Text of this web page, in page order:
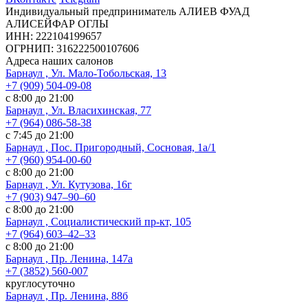
Индивидуальный предприниматель АЛИЕВ ФУАД
АЛИСЕЙФАР ОГЛЫ
ИНН: 222104199657
ОГРНИП: 316222500107606
Адреса наших салонов
Барнаул , Ул. Мало-Тобольская, 13
+7 (909) 504-09-08
с 8:00 до 21:00
Барнаул , Ул. Власихинская, 77
+7 (964) 086-58-38
с 7:45 до 21:00
Барнаул , Пос. Пригородный, Сосновая, 1а/1
+7 (960) 954-00-60
с 8:00 до 21:00
Барнаул , Ул. Кутузова, 16г
+7 (903) 947‒90‒60
с 8:00 до 21:00
Барнаул , Социалистический пр-кт, 105
+7 (964) 603‒42‒33
с 8:00 до 21:00
Барнаул , Пр. Ленина, 147а
+7 (3852) 560-007
круглосуточно
Барнаул , Пр. Ленина, 88б